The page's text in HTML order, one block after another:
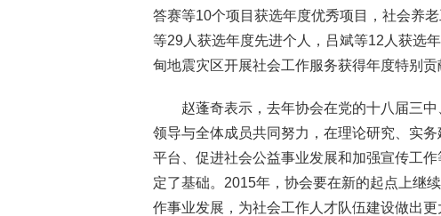
答赛等10个项目获选年度优秀项目，社会养
等29人获选年度先进个人，吕斌等12人获选
甸地震灾区开展社会工作服务获得年度特别贡
赵蓬奇表示，去年协会在党的十八届三
领导与全体成员共同努力，在理论研究、实
平台、促进社会公益事业发展和加强宣传工
定了基础。2015年，协会要在新的起点上继
作事业发展，为社会工作人才队伍建设做出